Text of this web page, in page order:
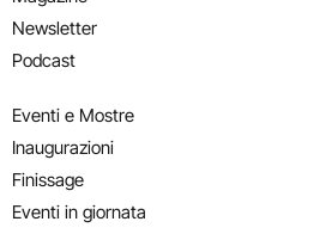
Newsletter
Podcast
Eventi e Mostre
Inaugurazioni
Finissage
Eventi in giornata